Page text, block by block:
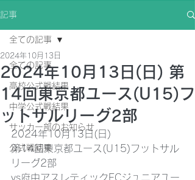
記事
全ての記事
高校公式戦結果
中学公式戦結果
サッカー部のお知らせ
公式戦結果
全ての記事
2024年10月13日(日) 第
14回東京都ユース(U15)フ
ットサルリーグ2部
2024年10月13日
2024年10月13日(日)
第14回東京都ユース(U15)フットサル
リーグ2部
vs府中アスレティックFCジュニアユー